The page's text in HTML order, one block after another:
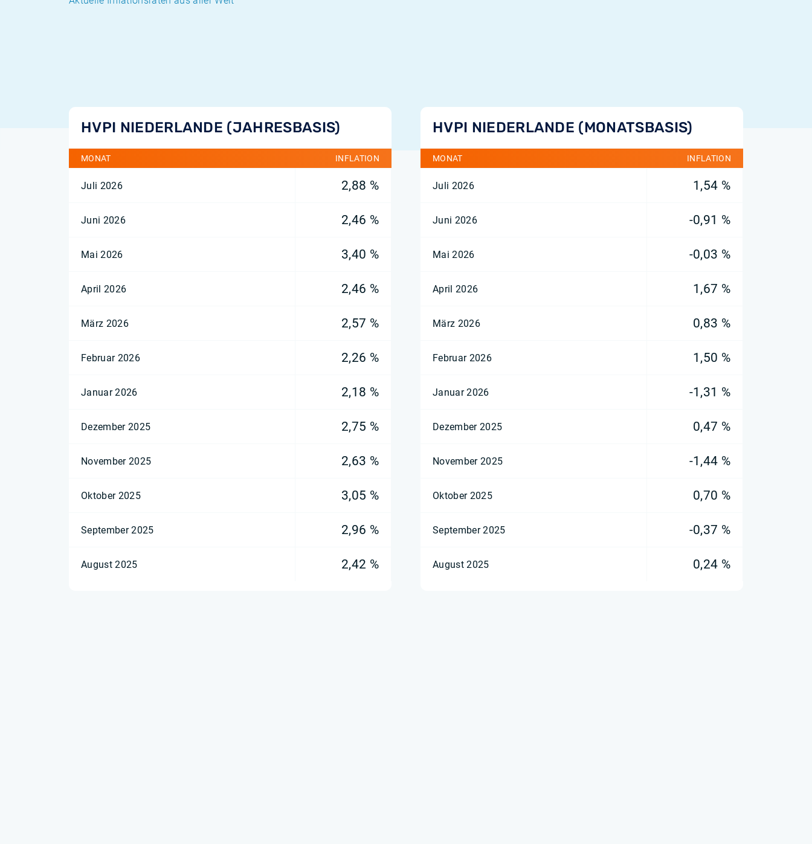
HVPI NIEDERLANDE (JAHRESBASIS)
MONAT INFLATION
Juli 2026 2,88 %
Juni 2026 2,46 %
Mai 2026 3,40 %
April 2026 2,46 %
März 2026 2,57 %
Februar 2026 2,26 %
Januar 2026 2,18 %
Dezember 2025 2,75 %
November 2025 2,63 %
Oktober 2025 3,05 %
September 2025 2,96 %
August 2025 2,42 %
HVPI NIEDERLANDE (MONATSBASIS)
MONAT INFLATION
Juli 2026 1,54 %
Juni 2026 -0,91 %
Mai 2026 -0,03 %
April 2026 1,67 %
März 2026 0,83 %
Februar 2026 1,50 %
Januar 2026 -1,31 %
Dezember 2025 0,47 %
November 2025 -1,44 %
Oktober 2025 0,70 %
September 2025 -0,37 %
August 2025 0,24 %